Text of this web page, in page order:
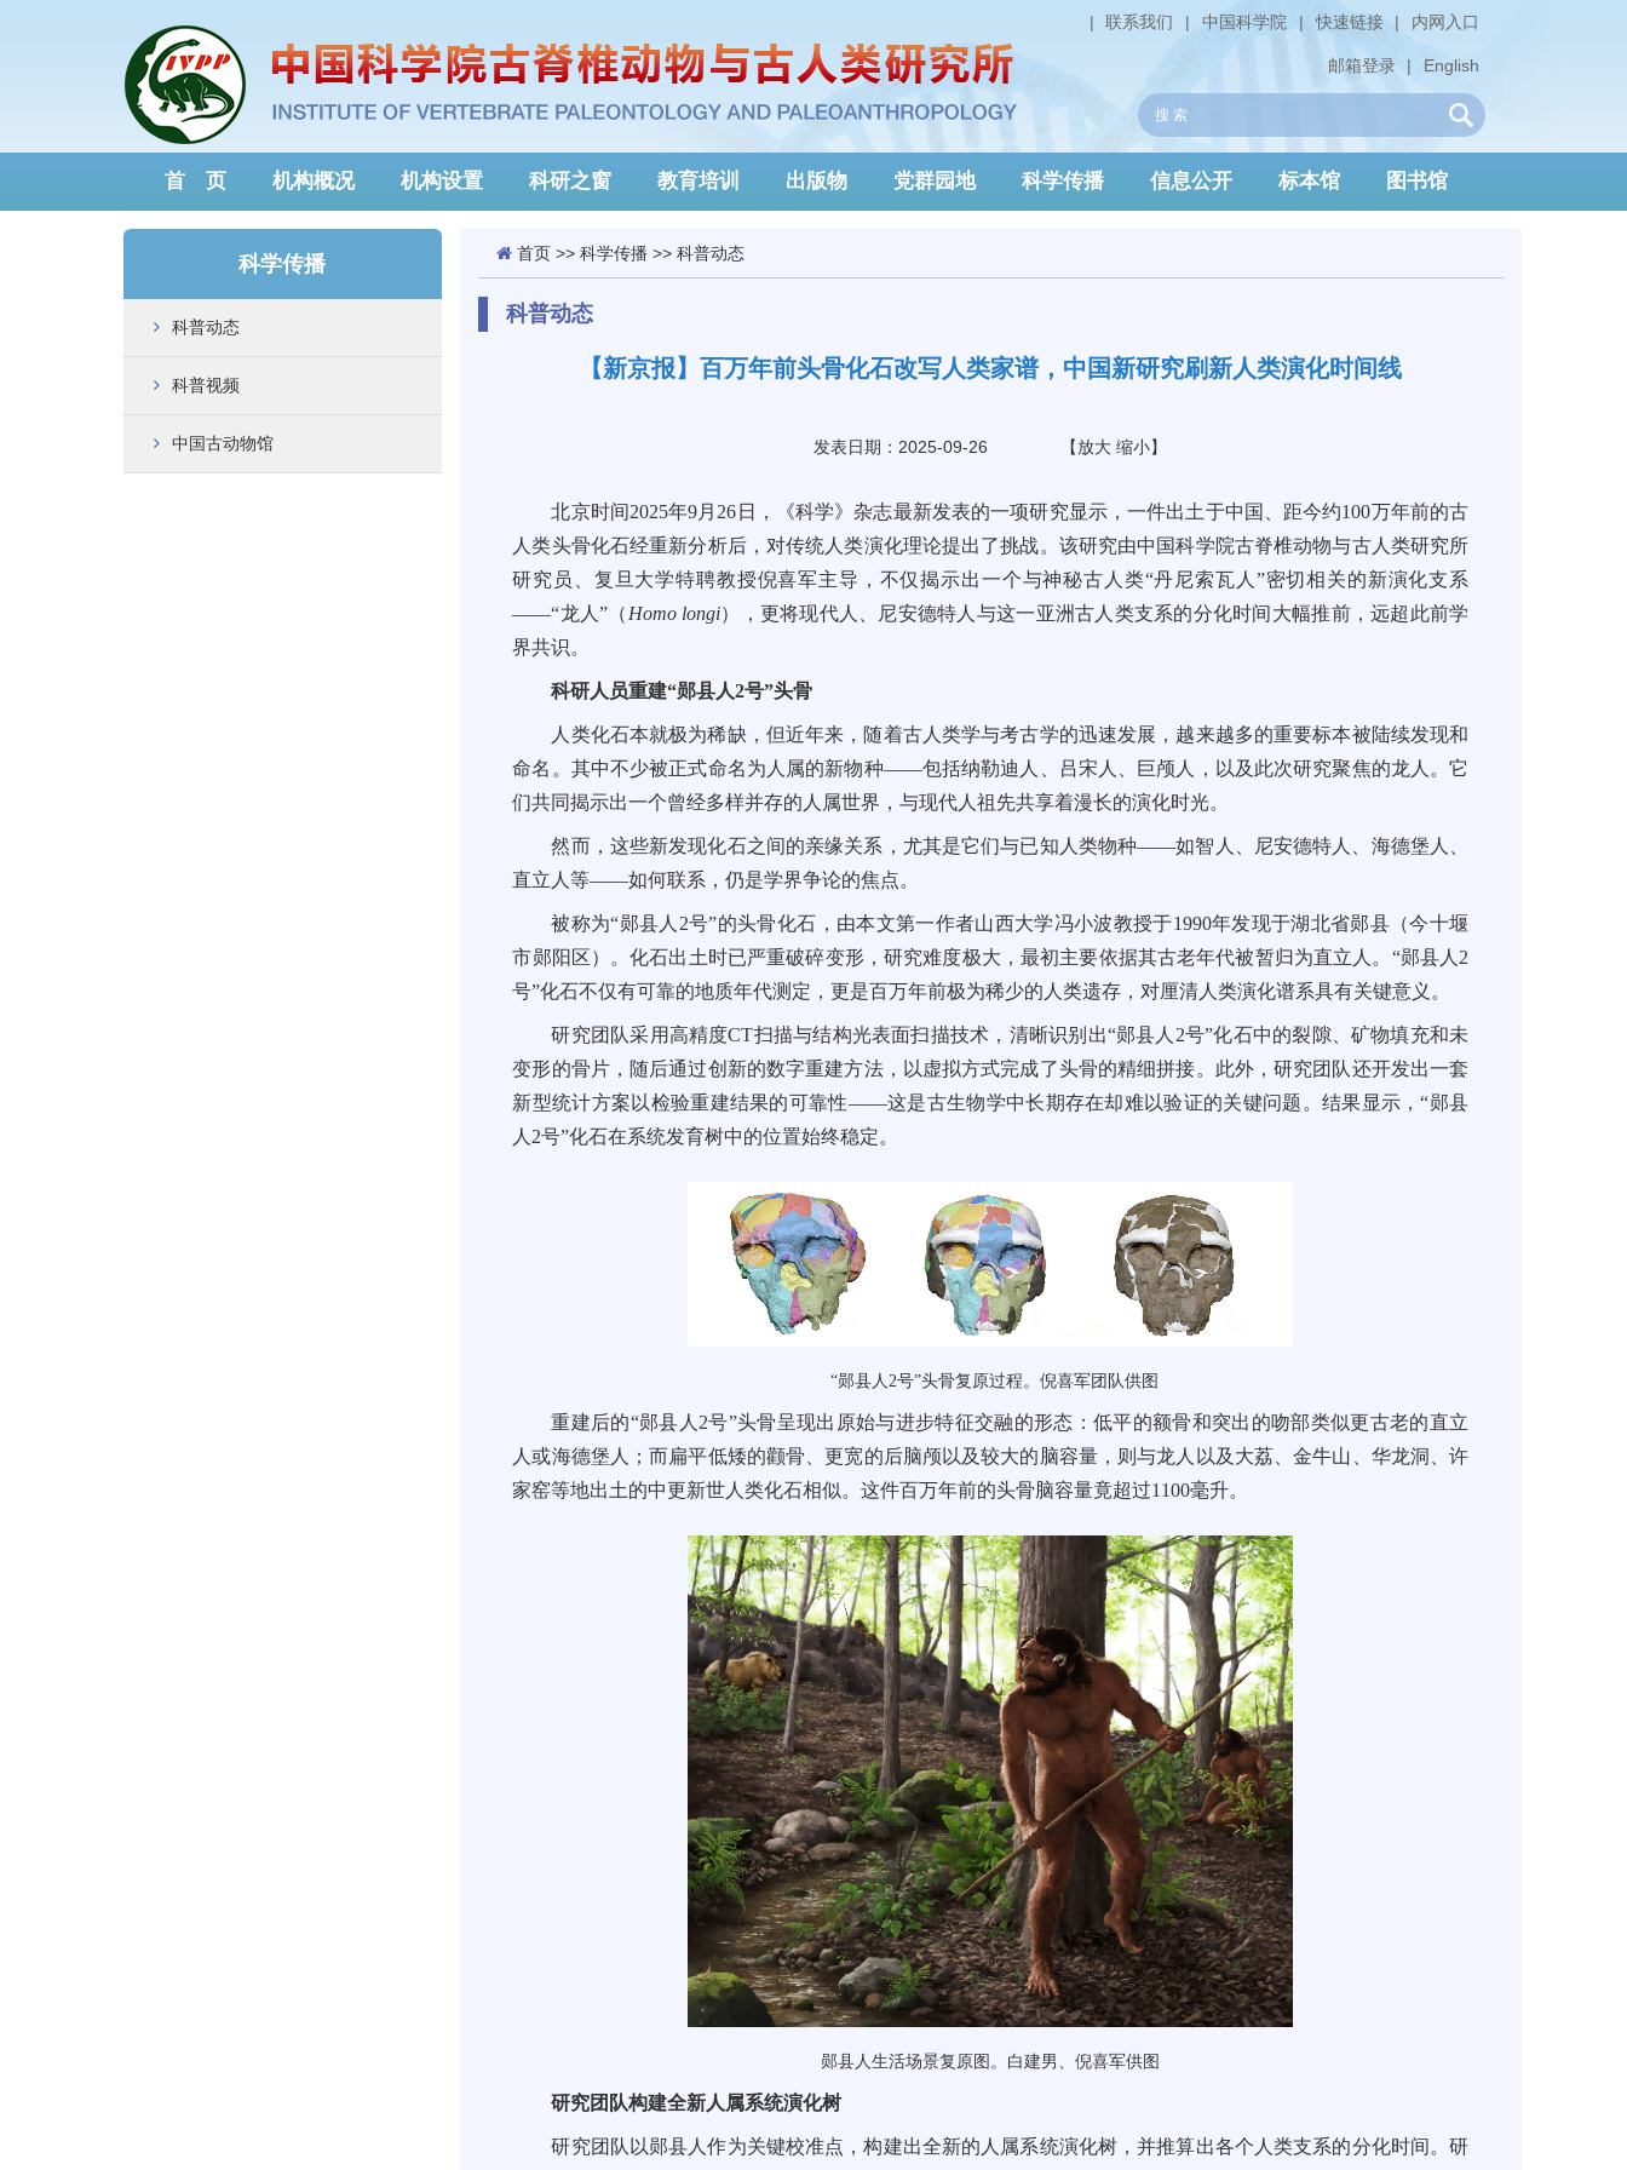
内网入口
|
快速链接
|
中国科学院
|
联系我们
|
English
|
邮箱登录
首 页 机构概况 机构设置 科研之窗 教育培训 出版物 党群园地 科学传播 信息公开 标本馆 图书馆
科学传播
科普动态
科普视频
中国古动物馆
首页>> 科学传播 >> 科普动态
科普动态
【新京报】百万年前头骨化石改写人类家谱，中国新研究刷新人类演化时间线
发表日期：2025-09-26 【放大 缩小】
北京时间2025年9月26日，《科学》杂志最新发表的一项研究显示，一件出土于中国、距今约100万年前的古
人类头骨化石经重新分析后，对传统人类演化理论提出了挑战。该研究由中国科学院古脊椎动物与古人类研究所
研究员、复旦大学特聘教授倪喜军主导，不仅揭示出一个与神秘古人类“丹尼索瓦人”密切相关的新演化支系
——“龙人”（ Homo longi），更将现代人、尼安德特人与这一亚洲古人类支系的分化时间大幅推前，远超此前学
界共识。
科研人员重建“郧县人2号”头骨
人类化石本就极为稀缺，但近年来，随着古人类学与考古学的迅速发展，越来越多的重要标本被陆续发现和
命名。其中不少被正式命名为人属的新物种——包括纳勒迪人、吕宋人、巨颅人，以及此次研究聚焦的龙人。它
们共同揭示出一个曾经多样并存的人属世界，与现代人祖先共享着漫长的演化时光。
然而，这些新发现化石之间的亲缘关系，尤其是它们与已知人类物种——如智人、尼安德特人、海德堡人、
直立人等——如何联系，仍是学界争论的焦点。
被称为“郧县人2号”的头骨化石，由本文第一作者山西大学冯小波教授于1990年发现于湖北省郧县（今十堰
市郧阳区）。化石出土时已严重破碎变形，研究难度极大，最初主要依据其古老年代被暂归为直立人。“郧县人2
号”化石不仅有可靠的地质年代测定，更是百万年前极为稀少的人类遗存，对厘清人类演化谱系具有关键意义。
研究团队采用高精度CT扫描与结构光表面扫描技术，清晰识别出“郧县人2号”化石中的裂隙、矿物填充和未
变形的骨片，随后通过创新的数字重建方法，以虚拟方式完成了头骨的精细拼接。此外，研究团队还开发出一套
新型统计方案以检验重建结果的可靠性——这是古生物学中长期存在却难以验证的关键问题。结果显示，“郧县
人2号”化石在系统发育树中的位置始终稳定。
“郧县人2号”头骨复原过程。倪喜军团队供图
重建后的“郧县人2号”头骨呈现出原始与进步特征交融的形态：低平的额骨和突出的吻部类似更古老的直立
人或海德堡人；而扁平低矮的颧骨、更宽的后脑颅以及较大的脑容量，则与龙人以及大荔、金牛山、华龙洞、许
家窑等地出土的中更新世人类化石相似。这件百万年前的头骨脑容量竟超过1100毫升。
郧县人生活场景复原图。白建男、倪喜军供图
研究团队构建全新人属系统演化树
研究团队以郧县人作为关键校准点，构建出全新的人属系统演化树，并推算出各个人类支系的分化时间。研